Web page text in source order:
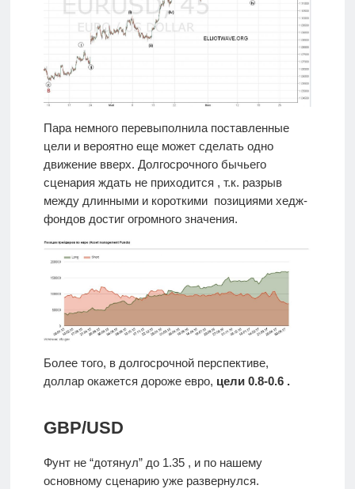
Пара немного перевыполнила поставленные
цели и вероятно еще может сделать одно
движение вверх. Долгосрочного бычьего
сценария ждать не приходится , т.к. разрыв
между длинными и короткими позициями хедж-
фондов достиг огромного значения.
Более того, в долгосрочной перспективе,
доллар окажется дороже евро, цели 0.8-0.6 .
GBP/USD
Фунт не “дотянул” до 1.35 , и по нашему
основному сценарию уже развернулся.